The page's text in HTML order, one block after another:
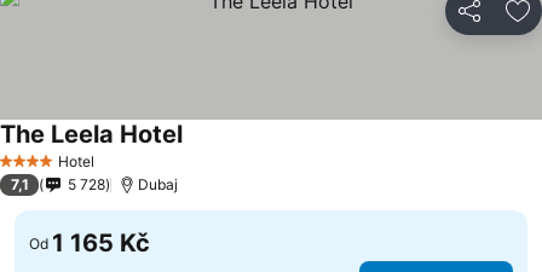
Sdílet
4 Počet hvězdiček
Hotel
The Leela Hotel
7,1 5 728 Dubaj
Od 1 165 Kč